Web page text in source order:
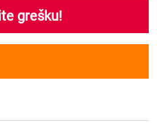
grešku!